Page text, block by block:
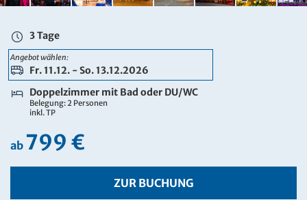
3 Tage
Angebot wählen:
Fr. 11.12. - So. 13.12.2026
Doppelzimmer mit Bad oder DU/WC
Belegung: 2 Personen
inkl. TP
ab 799 €
ZUR BUCHUNG
Einzelzimmer mit Bad oder DU/WC
ZUR BUCHUNG